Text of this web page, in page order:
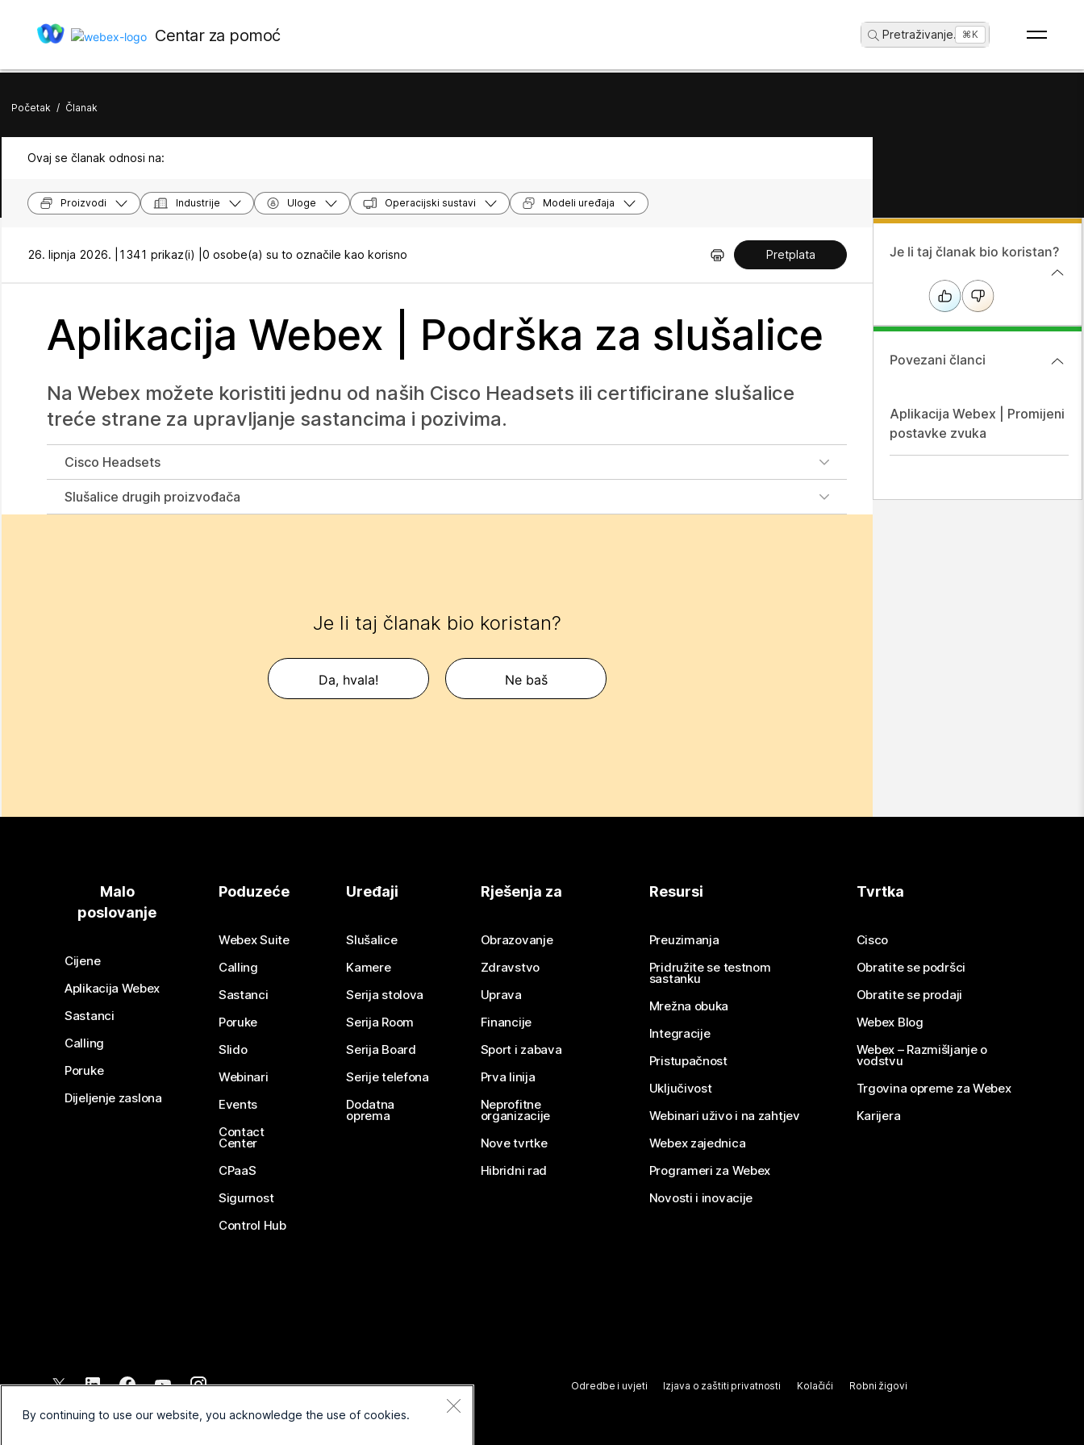
Centar za pomoć Pretraživanje... ⌘K
Početak / Članak
Ovaj se članak odnosi na:
Proizvodi Industrije Uloge Operacijski sustavi Modeli uređaja
26. lipnja 2026. | 1341 prikaz(i) | 0 osobe(a) su to označile kao korisno Pretplata
Aplikacija Webex | Podrška za slušalice
Na Webex možete koristiti jednu od naših Cisco Headsets ili certificirane slušalice
treće strane za upravljanje sastancima i pozivima.
Cisco Headsets
Slušalice drugih proizvođača
Je li taj članak bio koristan?
Da, hvala! Ne baš
Je li taj članak bio koristan?
Povezani članci
Aplikacija Webex | Promijeni
postavke zvuka
Malo
poslovanje
Cijene
Aplikacija Webex
Sastanci
Calling
Poruke
Dijeljenje zaslona
Poduzeće
Webex Suite
Calling
Sastanci
Poruke
Slido
Webinari
Events
Contact
Center
CPaaS
Sigurnost
Control Hub
Uređaji
Slušalice
Kamere
Serija stolova
Serija Room
Serija Board
Serije telefona
Dodatna
oprema
Rješenja za
Obrazovanje
Zdravstvo
Uprava
Financije
Sport i zabava
Prva linija
Neprofitne
organizacije
Nove tvrtke
Hibridni rad
Resursi
Preuzimanja
Pridružite se testnom
sastanku
Mrežna obuka
Integracije
Pristupačnost
Uključivost
Webinari uživo i na zahtjev
Webex zajednica
Programeri za Webex
Novosti i inovacije
Tvrtka
Cisco
Obratite se podršci
Obratite se prodaji
Webex Blog
Webex – Razmišljanje o
vodstvu
Trgovina opreme za Webex
Karijera
2026 Cisco i/ili njegova povezana društva. Sva prava pridržana.
Odredbe i uvjeti Izjava o zaštiti privatnosti Kolačići Robni žigovi
By continuing to use our website, you acknowledge the use of cookies.